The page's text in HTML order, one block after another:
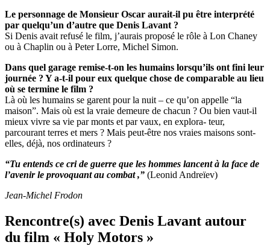
Le personnage de Monsieur Oscar aurait-il pu être interprété
par quelqu’un d’autre que Denis Lavant ?
Si Denis avait refusé le film, j’aurais proposé le rôle à Lon Chaney
ou à Chaplin ou à Peter Lorre, Michel Simon.
Dans quel garage remise-t-on les humains lorsqu’ils ont fini leur
journée ? Y a-t-il pour eux quelque chose de comparable au lieu
où se termine le film ?
Là où les humains se garent pour la nuit – ce qu’on appelle “la
maison”. Mais où est la vraie demeure de chacun ? Ou bien vaut-il
mieux vivre sa vie par monts et par vaux, en explora- teur,
parcourant terres et mers ? Mais peut-être nos vraies maisons sont-
elles, déjà, nos ordinateurs ?
“Tu entends ce cri de guerre que les hommes lancent à la face de
l’avenir le provoquant au combat ,” (Leonid Andreïev)
Jean-Michel Frodon
Rencontre(s) avec Denis Lavant autour
du film « Holy Motors »